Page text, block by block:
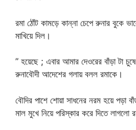
রমা ঠোঁট কামড়ে কান্না চেপে রুনার বুকে
মাখিয়ে দিল।
” হয়েছে ; এবার আমার দেওরের বাঁড়া টা
রুনাবৌদী আদেশের গলায় বলল রমাকে।
বৌদির পাশে শোয়া সাধনের নরম হয়ে পড়া
মাল মুখে নিয়ে পরিস্কার করে দিতে লাগলো